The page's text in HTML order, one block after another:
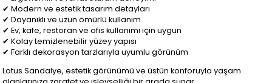
✔ Modern ve estetik tasarım detayları
✔ Dayanıklı ve uzun ömürlü kullanım
✔ Ev, kafe, restoran ve ofis kullanımı için uygun
✔ Kolay temizlenebilir yüzey yapısı
✔ Farklı dekorasyon tarzlarıyla uyumlu görünüm
Lotus Sandalye, estetik görünümü ve üstün konforuyla yaşam